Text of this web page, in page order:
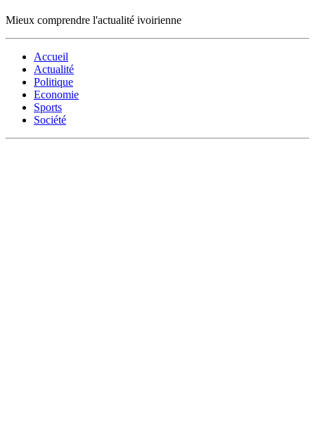
Mieux comprendre l'actualité ivoirienne
Accueil
Actualité
Politique
Economie
Sports
Société